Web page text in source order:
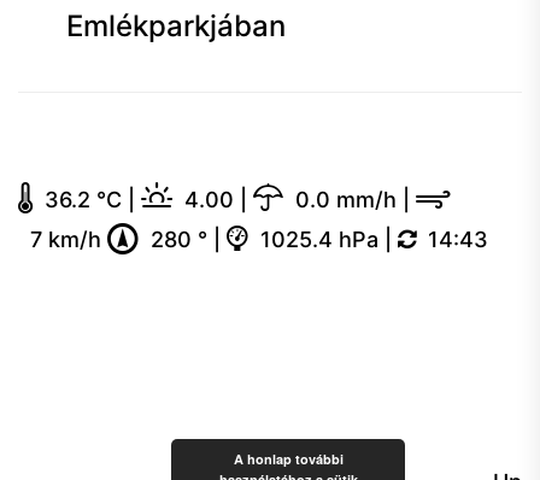
Emlékparkjában
36.2 °C 4.00 0.0 mm/h
7 km/h
280 ° 1025.4 hPa 14:43
A honlap további